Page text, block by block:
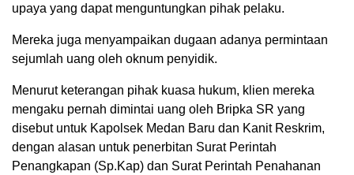
upaya yang dapat menguntungkan pihak pelaku.
Mereka juga menyampaikan dugaan adanya permintaan
sejumlah uang oleh oknum penyidik.
Menurut keterangan pihak kuasa hukum, klien mereka
mengaku pernah dimintai uang oleh Bripka SR yang
disebut untuk Kapolsek Medan Baru dan Kanit Reskrim,
dengan alasan untuk penerbitan Surat Perintah
Penangkapan (Sp.Kap) dan Surat Perintah Penahanan